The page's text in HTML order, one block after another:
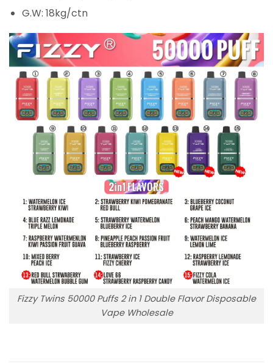
G.W: 18kg/ctn
Fizzy Twins 50000 Puffs 2 in 1 Double Flavor Disposable
Vape Wholesale